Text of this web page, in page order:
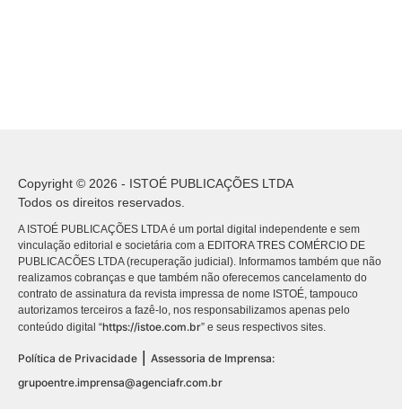
Copyright © 2026 - ISTOÉ PUBLICAÇÕES LTDA
Todos os direitos reservados.
A ISTOÉ PUBLICAÇÕES LTDA é um portal digital independente e sem
vinculação editorial e societária com a EDITORA TRES COMÉRCIO DE
PUBLICACÕES LTDA (recuperação judicial). Informamos também que não
realizamos cobranças e que também não oferecemos cancelamento do
contrato de assinatura da revista impressa de nome ISTOÉ, tampouco
autorizamos terceiros a fazê-lo, nos responsabilizamos apenas pelo
conteúdo digital “https://istoe.com.br” e seus respectivos sites.
Política de Privacidade | Assessoria de Imprensa:
grupoentre.imprensa@agenciafr.com.br